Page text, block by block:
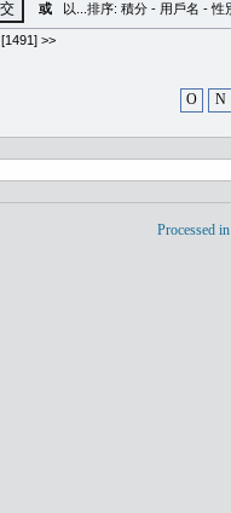
或 以...排序: 積分 - 用戶名 -性
[1491] >>
O N
Processed